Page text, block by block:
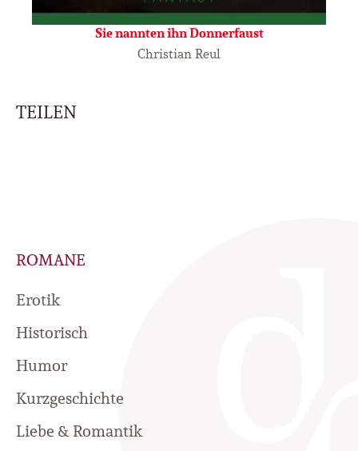
Sie nannten ihn Donnerfaust
Christian Reul
TEILEN
ROMANE
Erotik
Historisch
Humor
Kurzgeschichte
Liebe & Romantik